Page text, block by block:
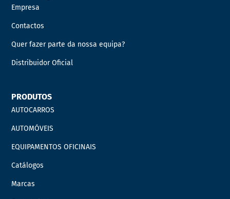
Empresa
Contactos
Quer fazer parte da nossa equipa?
Distribuidor Oficial
PRODUTOS
AUTOCARROS
AUTOMÓVEIS
EQUIPAMENTOS OFICINAIS
Catálogos
Marcas